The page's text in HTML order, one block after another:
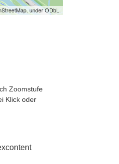
under ODbL.
Zoomstufe
Klick oder